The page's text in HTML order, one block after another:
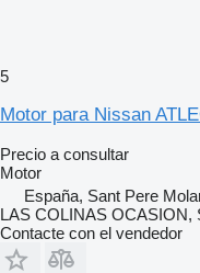
5
Motor para Nissan
Precio a consultar
Motor
España, Sant Pere
LAS COLINAS OCASION,
Contacte con el vendedor